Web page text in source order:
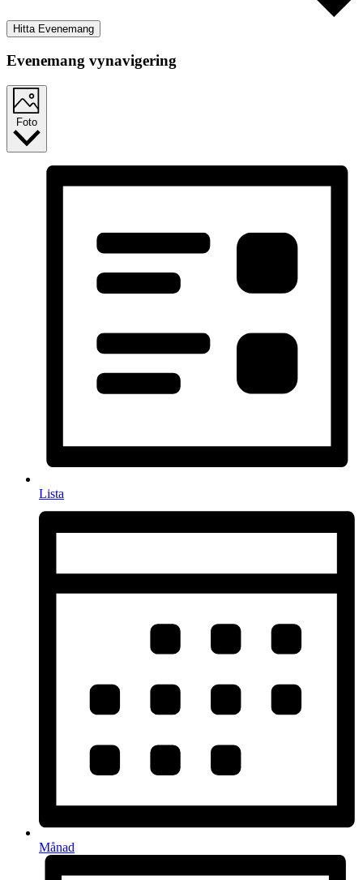
Hitta Evenemang
Evenemang vynavigering
Foto
Lista
Månad